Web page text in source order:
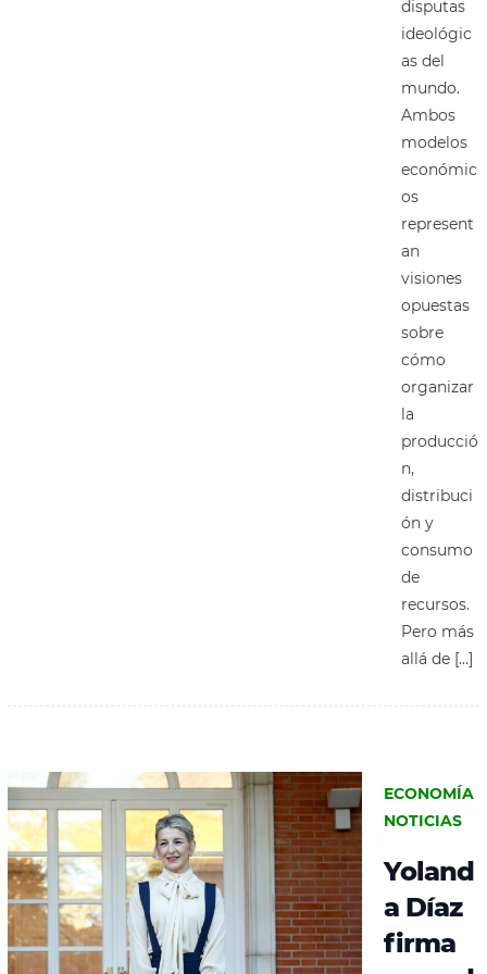
disputas
ideológic
as del
mundo.
Ambos
modelos
económic
os
represent
an
visiones
opuestas
sobre
cómo
organizar
la
producció
n,
distribuci
ón y
consumo
de
recursos.
Pero más
allá de […]
ECONOMÍA
NOTICIAS
Yoland
a Díaz
firma